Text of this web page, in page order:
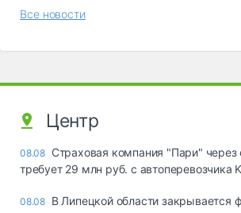
Все новости
Центр
08.08 Страховая компания "Пари" через
требует 29 млн руб. с автоперевозчика
08.08 В Липецкой области закрывается